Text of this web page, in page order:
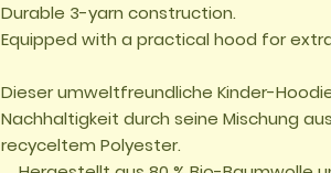
Durable 3-yarn construction.
Equipped with a practical hood for
Dieser umweltfreundliche Kinder-
Nachhaltigkeit durch seine Mischung
recyceltem Polyester.